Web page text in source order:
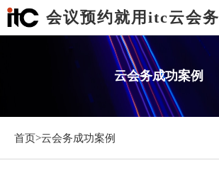
会议预约就用itc云会务
云会务成功案例
首页>云会务成功案例